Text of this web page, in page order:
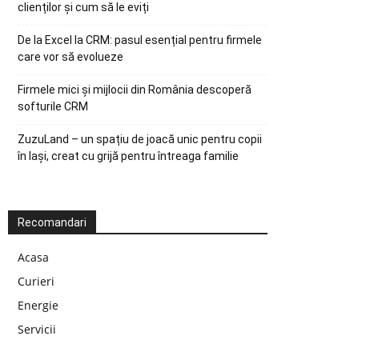
clienților și cum să le eviți
De la Excel la CRM: pasul esențial pentru firmele
care vor să evolueze
Firmele mici și mijlocii din România descoperă
softurile CRM
ZuzuLand – un spațiu de joacă unic pentru copii
în Iași, creat cu grijă pentru întreaga familie
Recomandari
Acasa
Curieri
Energie
Servicii